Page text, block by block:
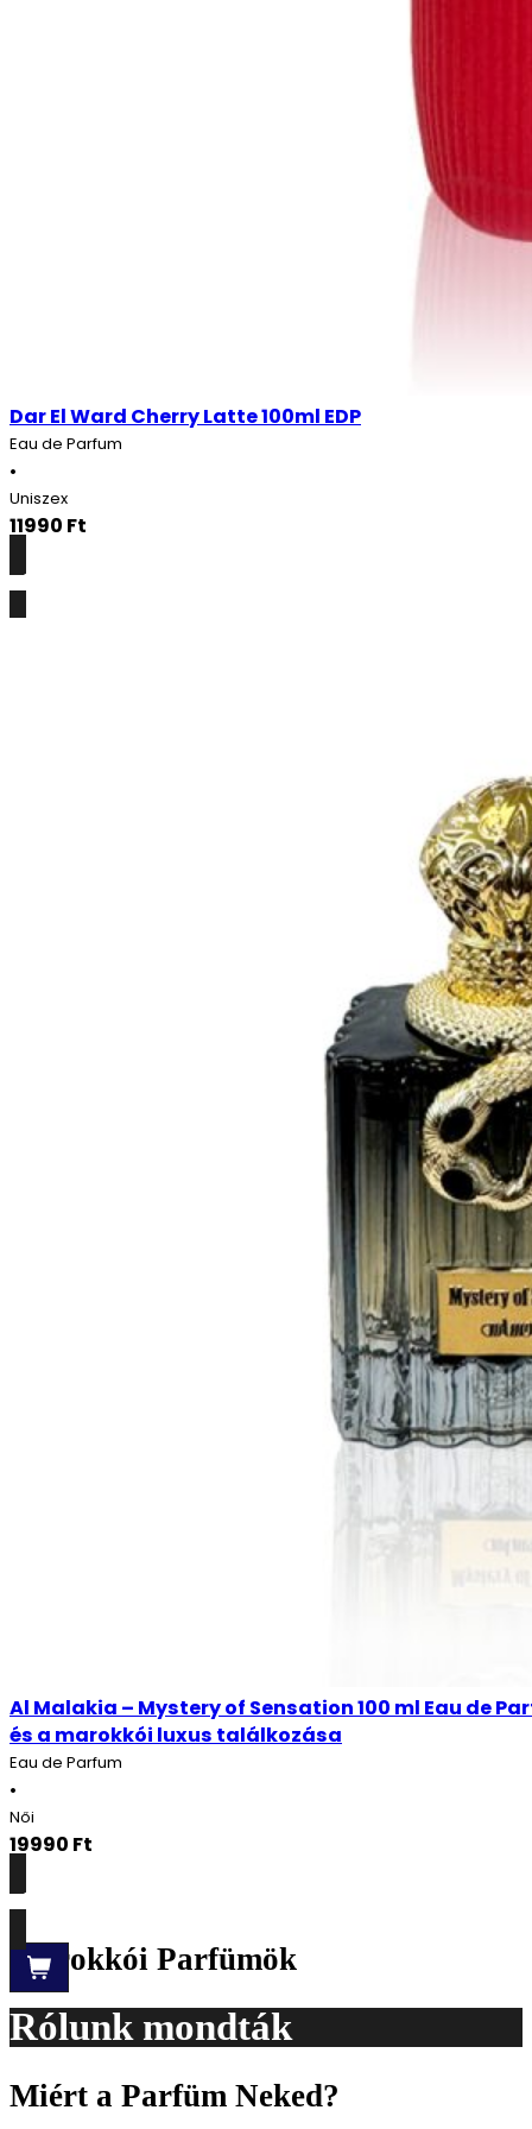
Dar El Ward Cherry Latte 100ml EDP
Eau de Parfum
•
Uniszex
11990 Ft
Részletek
Al Malakia – Mystery of Sensation 100 ml Eau de
és a marokkói luxus találkozása
Eau de Parfum
•
Női
19990 Ft
Részletek
Marokkói Parfümök
Rólunk mondták
Miért a Parfüm Neked?